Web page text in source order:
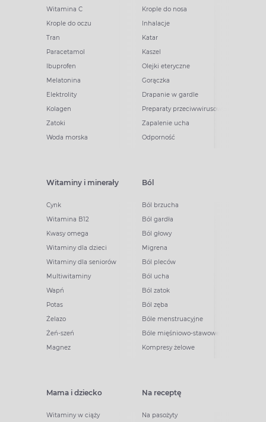
Witamina C
Krople do oczu
Tran
Paracetamol
Ibuprofen
Melatonina
Elektrolity
Kolagen
Zatoki
Woda morska
Krople do nosa
Inhalacje
Katar
Kaszel
Olejki eteryczne
Gorączka
Drapanie w gardle
Preparaty przeciwwirusowe
Zapalenie ucha
Odporność
Witaminy i minerały
Cynk
Witamina B12
Kwasy omega
Witaminy dla dzieci
Witaminy dla seniorów
Multiwitaminy
Wapń
Potas
Żelazo
Żeń-szeń
Magnez
Ból
Ból brzucha
Ból gardła
Ból głowy
Migrena
Ból pleców
Ból ucha
Ból zatok
Ból zęba
Bóle menstruacyjne
Bóle mięśniowo-stawowe
Kompresy żelowe
Mama i dziecko
Witaminy w ciąży
Na receptę
Na pasożyty